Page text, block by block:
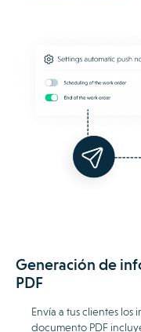
Generación de
PDF
Envía a tus clientes
documento PDF